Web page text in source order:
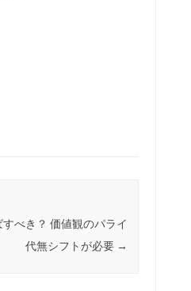
べき？ 価値観のパライ
代無シフトが必要 →